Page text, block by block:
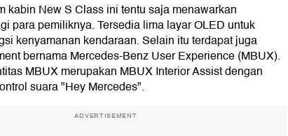
kabin New S Class ini tentu saja menawarkan
para pemiliknya. Tersedia lima layar OLED untuk
kenyamanan kendaraan. Selain itu terdapat juga
bernama Mercedes-Benz User Experience (MBUX).
MBUX merupakan MBUX Interior Assist dengan
suara "Hey Mercedes".
ADVERTISEMENT